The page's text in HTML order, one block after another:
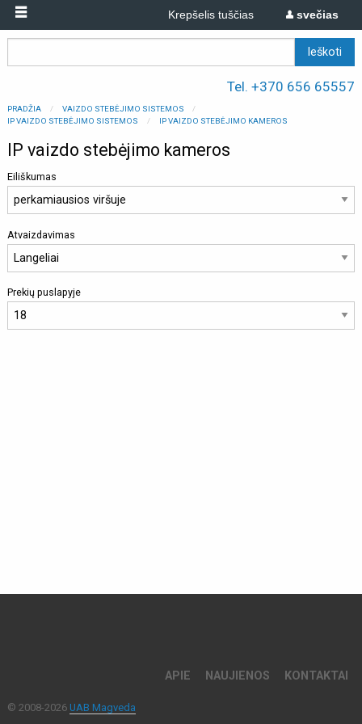
svečias
Krepšelis tuščias
Tel. +370 656 65557
PRADŽIA
VAIZDO STEBĖJIMO SISTEMOS
IP VAIZDO STEBĖJIMO SISTEMOS
IP VAIZDO STEBĖJIMO KAMEROS
IP vaizdo stebėjimo kameros
Eiliškumas
Atvaizdavimas
Prekių puslapyje
APIE NAUJIENOS KONTAKTAI
© 2008-2026 UAB Magveda